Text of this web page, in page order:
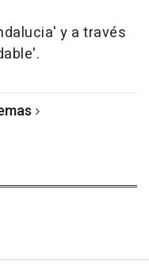
y a través